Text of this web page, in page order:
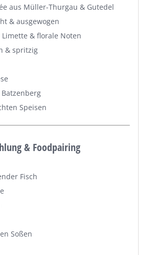
aus Müller-Thurgau & Gutedel
& ausgewogen
Limette & florale Noten
& spritzig
Batzenberg
Speisen
& Foodpairing
Fisch
Soßen